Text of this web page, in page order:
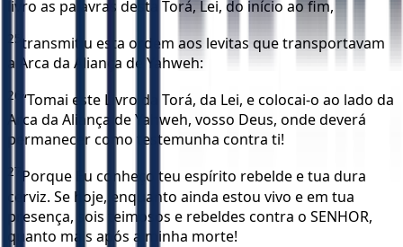
livro as palavras desta Torá, Lei, do início ao fim,
25 transmitiu esta ordem aos levitas que transportavam
a Arca da Aliança de Yahweh:
26 “Tomai este Livro da Torá, da Lei, e colocai-o ao lado da
Arca da Aliança de Yahweh, vosso Deus, onde deverá
permanecer como testemunha contra ti!
27 Porque Eu conheço teu espírito rebelde e tua dura
cerviz. Se hoje, enquanto ainda estou vivo e em tua
presença, sois teimosos e rebeldes contra o SENHOR,
quanto mais após a minha morte!